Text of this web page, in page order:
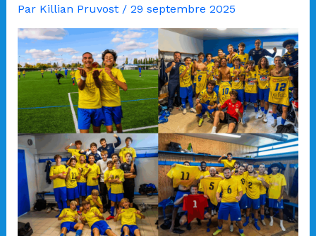
Par Killian Pruvost / 29 septembre 2025